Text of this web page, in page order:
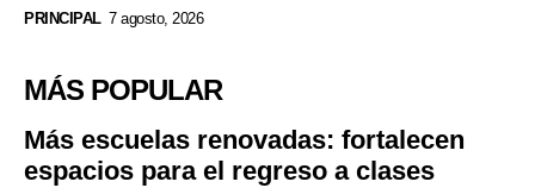
PRINCIPAL 7 agosto, 2026
MÁS POPULAR
Más escuelas renovadas: fortalecen
espacios para el regreso a clases